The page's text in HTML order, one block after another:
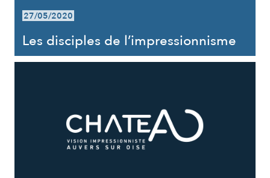
27/05/2020
Les disciples de l’impressionnisme